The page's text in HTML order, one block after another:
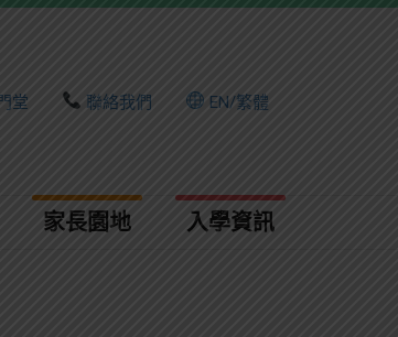
堂 聯絡我們 EN/繁體
家長園地 入學資訊​